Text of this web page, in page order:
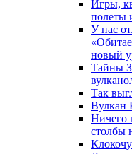
Игры,
полеты
У нас
новый
Тайны
Так
Вулкан
Ничего
столбы